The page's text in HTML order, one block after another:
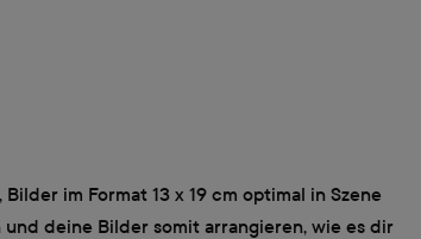
im Format 13 x 19 cm optimal in Szene
und deine Bilder somit arrangieren, wie es dir